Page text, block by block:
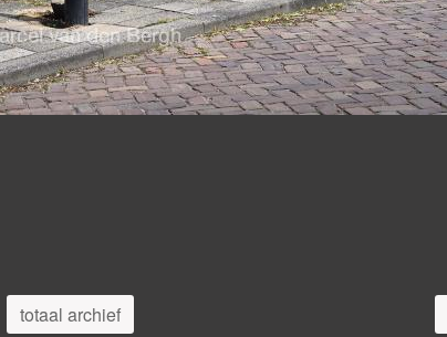
totaal archief